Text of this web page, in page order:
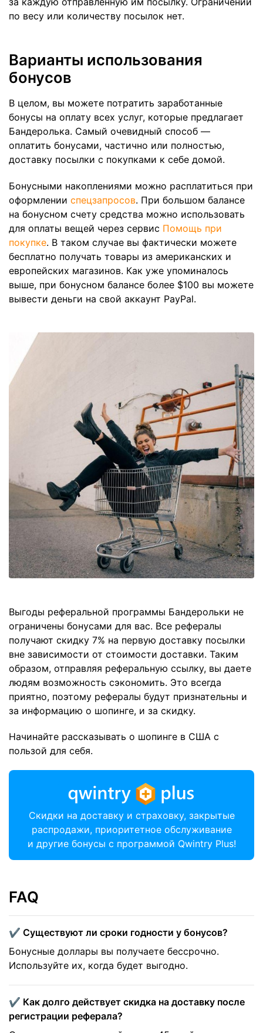
по весу или количеству посылок нет.
Варианты использования
бонусов
В целом, вы можете потратить заработанные
бонусы на оплату всех услуг, которые предлагает
Бандеролька. Самый очевидный способ —
оплатить бонусами, частично или полностью,
доставку посылки с покупками к себе домой.
Бонусными накоплениями можно расплатиться при
оформлении спецзапросов. При большом балансе
на бонусном счету средства можно использовать
для оплаты вещей через сервис Помощь при
покупке. В таком случае вы фактически можете
бесплатно получать товары из американских и
европейских магазинов. Как уже упоминалось
выше, при бонусном балансе более $100 вы можете
вывести деньги на свой аккаунт PayPal.
Выгоды реферальной программы Бандерольки не
ограничены бонусами для вас. Все рефералы
получают скидку 7% на первую доставку посылки
вне зависимости от стоимости доставки. Таким
образом, отправляя реферальную ссылку, вы даете
людям возможность сэкономить. Это всегда
приятно, поэтому рефералы будут признательны и
за информацию о шопинге, и за скидку.
Начинайте рассказывать о шопинге в США с
пользой для себя.
Скидки на доставку и страховку, закрытые
распродажи, приоритетное обслуживание
и другие бонусы с программой Qwintry Plus!
FAQ
✔️ Существуют ли сроки годности у бонусов?
Бонусные доллары вы получаете бессрочно.
Используйте их, когда будет выгодно.
✔️ Как долго действует скидка на доставку после
регистрации реферала?